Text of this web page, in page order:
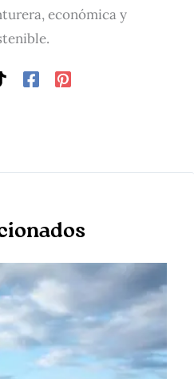
económica y